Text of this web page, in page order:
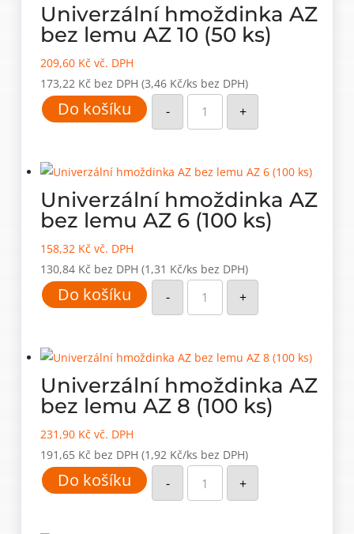
Univerzální hmoždinka AZ
bez lemu AZ 10 (50 ks)
209,60 Kč vč. DPH
173,22 Kč bez DPH (3,46 Kč/ks bez DPH)
Do košíku -
Univerzální
hmoždinka
bez
10
(50
množství
+
Univerzální hmoždinka AZ
bez lemu AZ 6 (100 ks)
158,32 Kč vč. DPH
130,84 Kč bez DPH (1,31 Kč/ks bez DPH)
Do košíku -
Univerzální
hmoždinka
bez
6
(100
množství
+
Univerzální hmoždinka AZ
bez lemu AZ 8 (100 ks)
231,90 Kč vč. DPH
191,65 Kč bez DPH (1,92 Kč/ks bez DPH)
Do košíku -
Univerzální
hmoždinka
bez
+